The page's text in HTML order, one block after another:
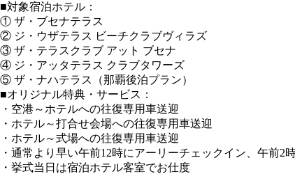
■対象宿泊ホテル：
① ザ・ブセナテラス
② ジ・ウザテラス ビーチクラブヴィラズ
③ ザ・テラスクラブ アット ブセナ
④ ジ・アッタテラス クラブタワーズ
⑤ ザ・ナハテラス（那覇後泊プラン）
■オリジナル特典・サービス：
・空港～ホテルへの往復専用車送迎
・ホテル～打合せ会場への往復専用車送迎
・ホテル～式場への往復専用車送迎
・通常より早い午前12時にアーリーチェックイン、午前2
・挙式当日は宿泊ホテル客室でお仕度